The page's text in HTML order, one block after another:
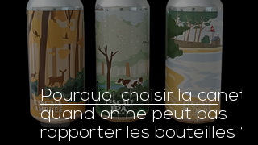
Pourquoi choisir la canette
quand on ne peut pas
rapporter les bouteilles ?